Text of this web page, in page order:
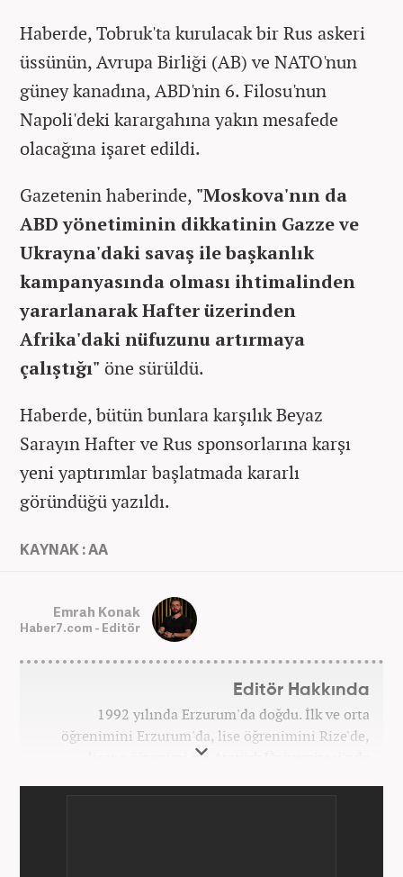
Haberde, Tobruk'ta kurulacak bir Rus askeri
üssünün, Avrupa Birliği (AB) ve NATO'nun
güney kanadına, ABD'nin 6. Filosu'nun
Napoli'deki karargahına yakın mesafede
olacağına işaret edildi.
Gazetenin haberinde, "Moskova'nın da
ABD yönetiminin dikkatinin Gazze ve
Ukrayna'daki savaş ile başkanlık
kampanyasında olması ihtimalinden
yararlanarak Hafter üzerinden
Afrika'daki nüfuzunu artırmaya
çalıştığı" öne sürüldü.
Haberde, bütün bunlara karşılık Beyaz
Sarayın Hafter ve Rus sponsorlarına karşı
yeni yaptırımlar başlatmada kararlı
göründüğü yazıldı.
KAYNAK : AA
Emrah Konak
Haber7.com - Editör
Editör Hakkında
1992 yılında Erzurum'da doğdu. İlk ve orta
öğrenimini Erzurum'da, lise öğrenimini Rize'de,
lisans öğrenimi ise Atatürk Üniversitesi'nde